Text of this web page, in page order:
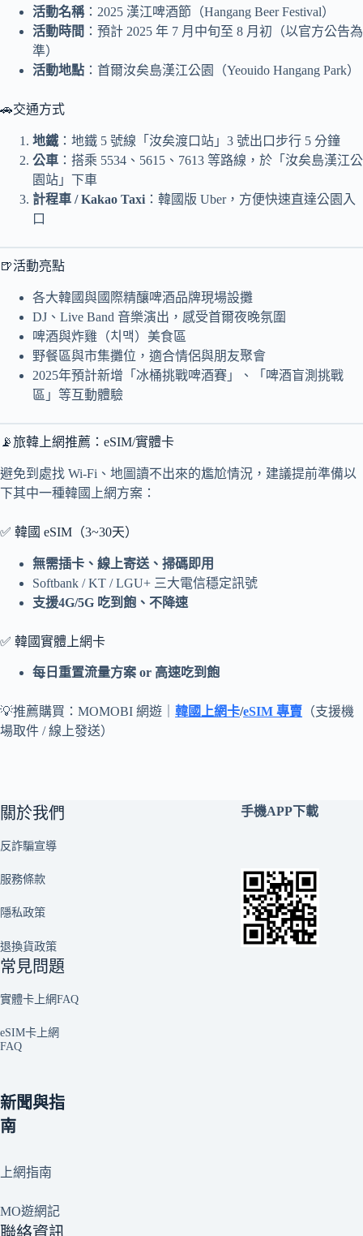
活動名稱：2025 漢江啤酒節（Hangang Beer Festival）
活動時間 ：預計 2025 年 7 月中旬至 8 月初（以官方公告為
準）
活動地點 ：首爾汝矣島漢江公園（Yeouido Hangang Park）
🚗交通方式
地鐵 ：地鐵 5 號線「汝矣渡口站」3 號出口步行 5 分鐘
公車 ：搭乘 5534、5615、7613 等路線，於「汝矣島漢江公
園站」下車
計程車 / Kakao Taxi ：韓國版 Uber，方便快速直達公園入
口
🍺活動亮點
各大韓國與國際精釀啤酒品牌現場設攤
DJ、Live Band 音樂演出，感受首爾夜晚氛圍
啤酒與炸雞（치맥）美食區
野餐區與市集攤位，適合情侶與朋友聚會
2025年預計新增「冰桶挑戰啤酒賽」、「啤酒盲測挑戰
區」等互動體驗
📡旅韓上網推薦：eSIM/實體卡
避免到處找 Wi-Fi、地圖讀不出來的尷尬情況，建議提前準備以
下其中一種韓國上網方案：
✅ 韓國 eSIM（3~30天）
無需插卡、線上寄送、掃碼即用
Softbank / KT / LGU+ 三大電信穩定訊號
支援4G/5G 吃到飽、不降速
✅ 韓國實體上網卡
每日重置流量方案 or 高速吃到飽
💡推薦購買：MOMOBI 網遊｜ 韓國上網卡/eSIM 專賣 （支援機
場取件 / 線上發送）
關於我們
反詐騙宣導
服務條款
隱私政策
退換貨政策
常見問題
實體卡上網FAQ
eSIM卡上網
FAQ
新聞與指
南
上網指南
MO遊網記
手機APP下載